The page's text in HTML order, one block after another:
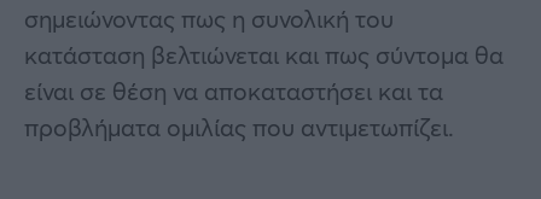
σημειώνοντας πως η συνολική του
κατάσταση βελτιώνεται και πως σύντομα θα
είναι σε θέση να αποκαταστήσει και τα
προβλήματα ομιλίας που αντιμετωπίζει.